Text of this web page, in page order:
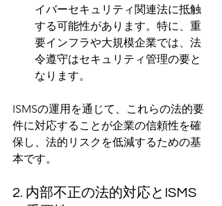
イバーセキュリティ関連法に抵触
する可能性があります。特に、重
要インフラや大規模企業では、法
令遵守はセキュリティ管理の要と
なります。
ISMSの運用を通じて、これらの法的要
件に対応することが企業の信頼性を確
保し、法的リスクを低減するための基
本です。
2. 内部不正の法的対応とISMS